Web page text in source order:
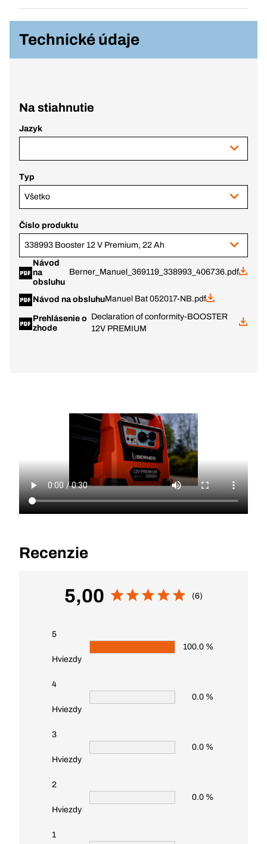
Technické údaje
Na stiahnutie
Jazyk
Typ
Všetko
Číslo produktu
338993 Booster 12 V Premium, 22 Ah
Návod
na
obsluhu
Berner_Manuel_369119_338993_406736.pdf
Návod na obsluhuManuel Bat 052017-NB.pdf
Prehlásenie o
zhode
Declaration of conformity-BOOSTER
12V PREMIUM
Recenzie
5,00 (6)
5
Hviezdy
100.0 %
4
Hviezdy
0.0 %
3
Hviezdy
0.0 %
2
Hviezdy
0.0 %
1